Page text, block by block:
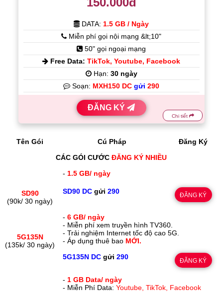
DATA: 1.5 GB / Ngày
Miễn phí gọi nội mạng &lt;10"
50" gọi ngoại mạng
Free Data: TikTok, Youtube, Facebook
Hạn: 30 ngày
Soạn: MXH150 DCgửi 290
ĐĂNG KÝ
Chi tiết
Tên Gói Cú Pháp
Đăng Ký
CÁC GÓI CƯỚCĐĂNG KÝ NHIỀU
SD90
(90k/ 30 ngày)
- 1.5 GB/ ngày
SD90 DCgửi 290 ĐĂNG KÝ
5G135N
(135k/ 30 ngày)
-6 GB/ ngày
- Miễn phí xem truyền hình TV360.
- Trải nghiệm Internet tốc độ cao 5G.
- Áp dụng thuê bao MỚI.
5G135N DCgửi 290 ĐĂNG KÝ
- 1 GB Data/ ngày
- Miễn Phí Data:Youtube, TikTok, Facebook